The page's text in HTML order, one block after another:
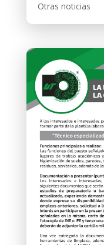
Otras noticias